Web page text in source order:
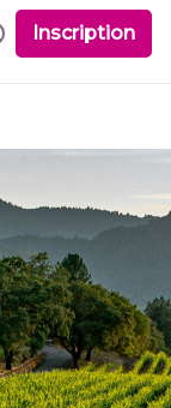
Inscription